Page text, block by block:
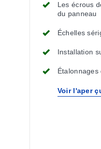
Les écrous
du panneau
Échelles
Installation
Étalonnages
Voir l'aper